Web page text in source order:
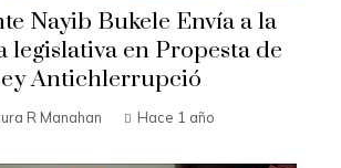
Nayib Bukele Envía a la
legislativa en Propesta de
Antichlerrupció
R Manahan Hace 1 año